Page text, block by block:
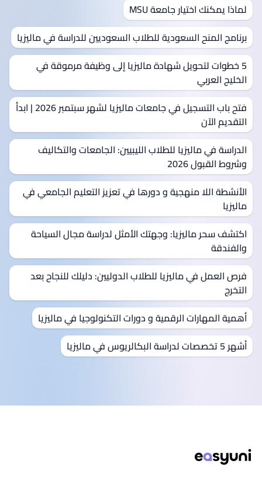
لماذا يمكنك اختيار جامعة MSU
برنامج المنح السعودية للطلاب السعوديين للدراسة في ماليزيا
5 خطوات لتحويل شهادة ماليزيا إلى وظيفة مرموقة في
الخليج العربي
فتح باب التسجيل في جامعات ماليزيا لشهر سبتمبر 2026 | ابدأ
التقديم الآن
الدراسة في ماليزيا للطلاب الليبيين: الجامعات والتكاليف
وشروط القبول 2026
الأنشطة اللا منهجية و دورها في تعزيز التعليم الجامعي في
ماليزيا
اكتشف سحر ماليزيا: وجهتك الأمثل لدراسة مجال السياحة
والفندقة
فرص العمل في ماليزيا للطلاب الدوليين: دليلك للنجاح بعد
التخرج
أهمية المهارات الرقمية و دورات التكنولوجيا في ماليزيا
أشهر 5 تخصصات لدراسة البكالريوس في ماليزيا